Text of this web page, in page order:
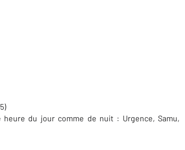
du jour comme de nuit : Urgence, Samu,